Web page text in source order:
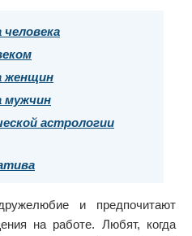
женщин
мужчин
астрологии
и предпочитают
на работе. Любят, когда